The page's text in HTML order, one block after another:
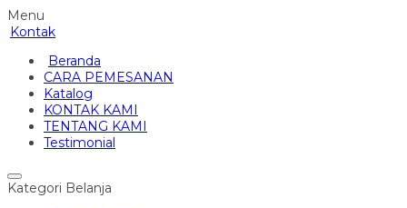
Menu
Kontak
Beranda
CARA PEMESANAN
Katalog
KONTAK KAMI
TENTANG KAMI
Testimonial
Kategori Belanja